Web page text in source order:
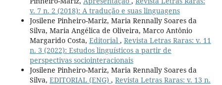
v. 7 n. 2 (2018): A tradução e suas linguagens
Josilene Pinheiro-Mariz, Maria Rennally Soares da
Silva, Maria Angélica de Oliveira, Marco Antônio
Margarido Costa, Editorial , Revista Letras Raras: v. 11
n. 3 (2022): Estudos linguísticos a partir de
perspectivas sociointeracionais
Josilene Pinheiro-Mariz, Maria Rennally Soares da
Silva, EDITORIAL (ENG) , Revista Letras Raras: v. 13 n.